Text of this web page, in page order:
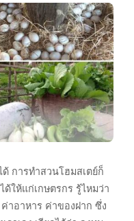
การทำสวนโฮมสเตย์ก็
ด้ให้แก่เกษตรกร รู้ไหมว่า
าอาหาร ค่าของฝาก ซึ่ง